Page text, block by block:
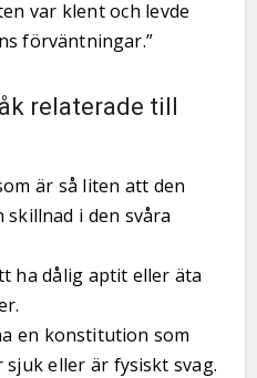
var klent och levde
förväntningar.”
relaterade till
är så liten att den
i den svåra
ha dålig aptit eller äta
en konstitution som
eller är fysiskt svag.